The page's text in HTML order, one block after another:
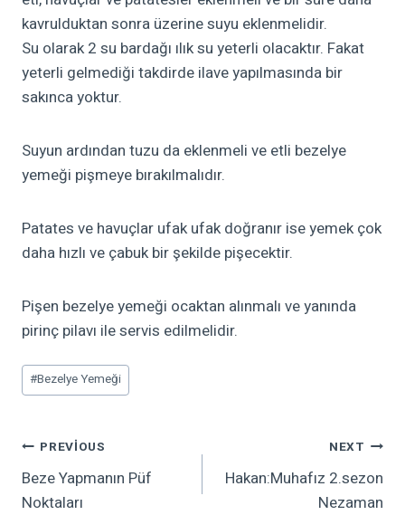
kavrulduktan sonra üzerine suyu eklenmelidir.
Su olarak 2 su bardağı ılık su yeterli olacaktır. Fakat
yeterli gelmediği takdirde ilave yapılmasında bir
sakınca yoktur.
Suyun ardından tuzu da eklenmeli ve etli bezelye
yemeği pişmeye bırakılmalıdır.
Patates ve havuçlar ufak ufak doğranır ise yemek çok
daha hızlı ve çabuk bir şekilde pişecektir.
Pişen bezelye yemeği ocaktan alınmalı ve yanında
pirinç pilavı ile servis edilmelidir.
Post
Tags:
#Bezelye Yemeği
Yazı
Gezinmesi
PREVIOUS
Beze Yapmanın Püf
Noktaları
NEXT
Hakan:Muhafız 2.sezon
Nezaman